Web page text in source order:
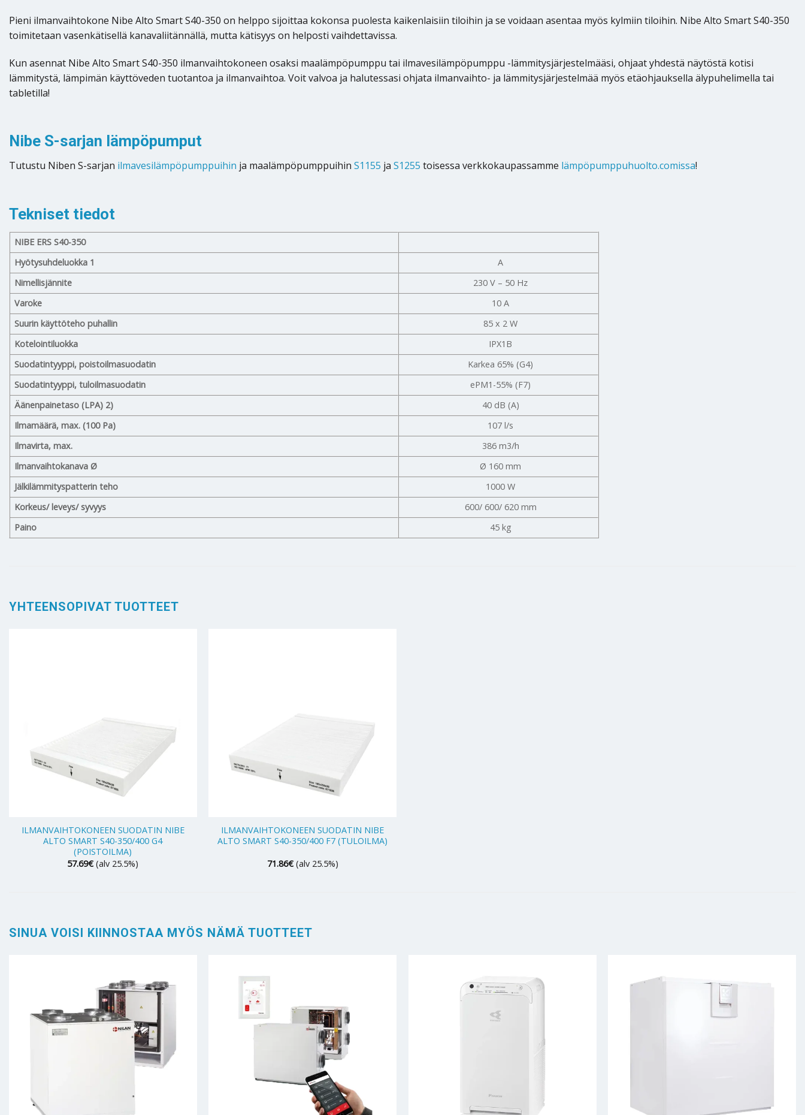
Pieni ilmanvaihtokone Nibe Alto Smart S40-350 on helppo sijoittaa kokonsa puolesta kaikenlaisiin tiloihin ja se voidaan asentaa myös kylmiin tiloihin. Nibe Alto Smart S40-350
toimitetaan vasenkätisellä kanavaliitännällä, mutta kätisyys on helposti vaihdettavissa.
Kun asennat Nibe Alto Smart S40-350 ilmanvaihtokoneen osaksi maalämpöpumppu tai ilmavesilämpöpumppu -lämmitysjärjestelmääsi, ohjaat yhdestä näytöstä kotisi
lämmitystä, lämpimän käyttöveden tuotantoa ja ilmanvaihtoa. Voit valvoa ja halutessasi ohjata ilmanvaihto- ja lämmitysjärjestelmää myös etäohjauksella älypuhelimella tai
tabletilla!
Nibe S-sarjan lämpöpumput
Tutustu Niben S-sarjan ilmavesilämpöpumppuihin ja maalämpöpumppuihin S1155 ja S1255 toisessa verkkokaupassamme lämpöpumppuhuolto.comissa!
Tekniset tiedot
NIBE ERS S40-350
Hyötysuhdeluokka 1
A
Nimellisjännite
230 V – 50 Hz
Varoke
10 A
Suurin käyttöteho puhallin
85 x 2 W
Kotelointiluokka
IPX1B
Suodatintyyppi, poistoilmasuodatin
Karkea 65% (G4)
Suodatintyyppi, tuloilmasuodatin
ePM1-55% (F7)
Äänenpainetaso (LPA) 2)
40 dB (A)
Ilmamäärä, max. (100 Pa)
107 l/s
Ilmavirta, max.
386 m3/h
Ilmanvaihtokanava Ø
Ø 160 mm
Jälkilämmityspatterin teho
1000 W
Korkeus/ leveys/ syvyys
600/ 600/ 620 mm
Paino
45 kg
YHTEENSOPIVAT TUOTTEET
ILMANVAIHTOKONEEN SUODATIN NIBE
ALTO SMART S40-350/400 G4
(POISTOILMA)
57.69€ (alv 25.5%)
ILMANVAIHTOKONEEN SUODATIN NIBE
ALTO SMART S40-350/400 F7 (TULOILMA)
71.86€ (alv 25.5%)
SINUA VOISI KIINNOSTAA MYÖS NÄMÄ TUOTTEET